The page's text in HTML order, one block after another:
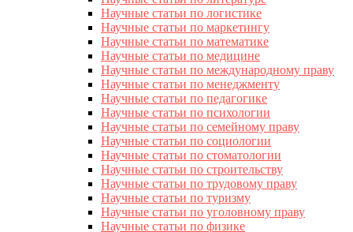
Научные статьи по логистике
Научные статьи по маркетингу
Научные статьи по математике
Научные статьи по медицине
Научные статьи по международному праву
Научные статьи по менеджменту
Научные статьи по педагогике
Научные статьи по психологии
Научные статьи по семейному праву
Научные статьи по социологии
Научные статьи по стоматологии
Научные статьи по строительству
Научные статьи по трудовому праву
Научные статьи по туризму
Научные статьи по уголовному праву
Научные статьи по физике